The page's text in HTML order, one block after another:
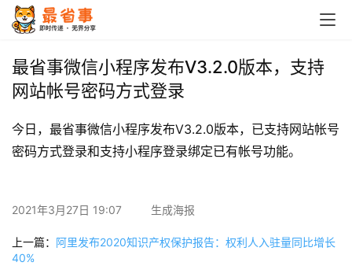
首
栏
专
讯
最省事微信小程序发布V3.2.0版本，支持
网站帐号密码方式登录
今日，最省事微信小程序发布V3.2.0版本，已支持网站帐号
密码方式登录和支持小程序登录绑定已有帐号功能。
2021年3月27日 19:07 生成海报
上一篇： 阿里发布2020知识产权保护报告：权利人入驻量同比增长
40%